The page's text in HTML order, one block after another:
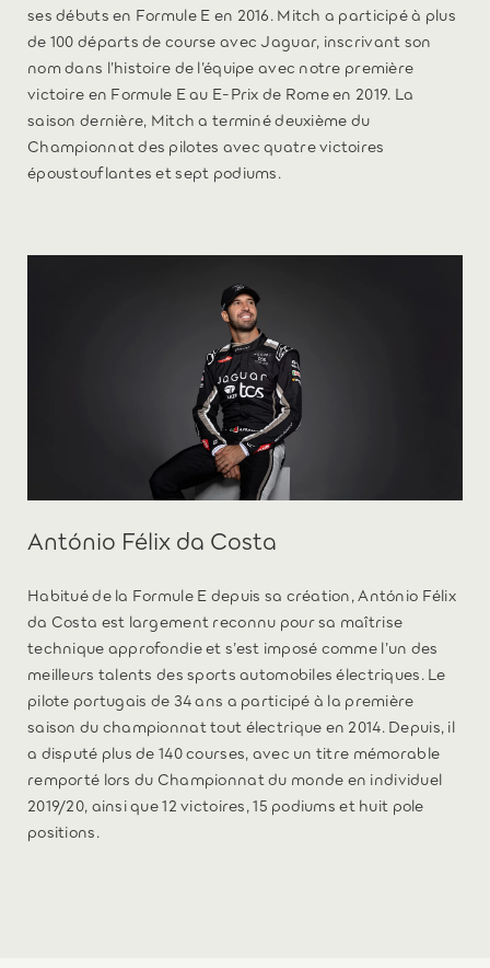
ses débuts en Formule E en 2016. Mitch a participé à plus
de 100 départs de course avec Jaguar, inscrivant son
nom dans l’histoire de l’équipe avec notre première
victoire en Formule E au E-Prix de Rome en 2019. La
saison dernière, Mitch a terminé deuxième du
Championnat des pilotes avec quatre victoires
époustouflantes et sept podiums.
António Félix da Costa
Habitué de la Formule E depuis sa création, António Félix
da Costa est largement reconnu pour sa maîtrise
technique approfondie et s’est imposé comme l’un des
meilleurs talents des sports automobiles électriques. Le
pilote portugais de 34 ans a participé à la première
saison du championnat tout électrique en 2014. Depuis, il
a disputé plus de 140 courses, avec un titre mémorable
remporté lors du Championnat du monde en individuel
2019/20, ainsi que 12 victoires, 15 podiums et huit pole
positions.